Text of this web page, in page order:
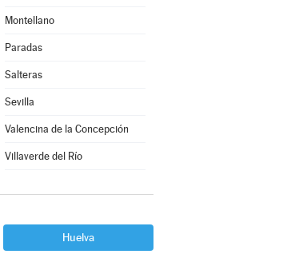
Montellano
Paradas
Salteras
Sevilla
Valencina de la Concepción
Villaverde del Río
Huelva